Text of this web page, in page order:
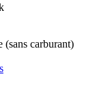
(sans carburant)